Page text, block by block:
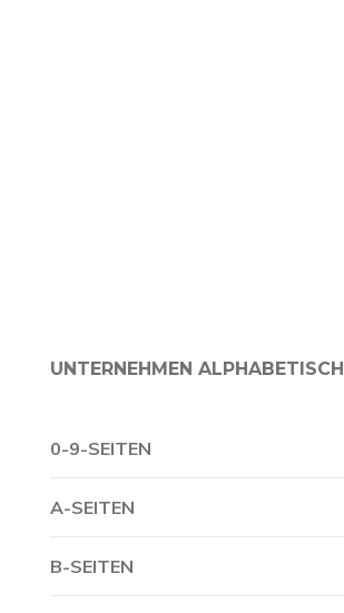
UNTERNEHMEN ALPHABETISCH
0-9-SEITEN
A-SEITEN
B-SEITEN